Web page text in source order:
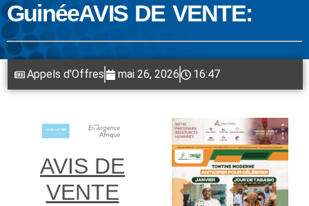
GuinéeAVIS DE VENTE:
Appels d'Offres mai 26, 2026 16:47
AVIS DE
VENTE